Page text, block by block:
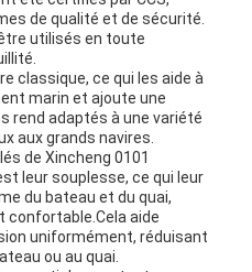
de qualité et de sécurité.
utilisés en toute
classique, ce qui les aide à
marin et ajoute une
rend adaptés à une variété
aux grands navires.
de Xincheng 0101
leur souplesse, ce qui leur
du bateau et du quai,
aide
uniformément, réduisant
ou au quai.